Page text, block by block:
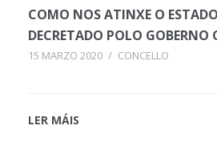
COMO NOS ATINXE O
DECRETADO POLO GOBERNO
15 MARZO 2020 / CONCELLO
LER MÁIS